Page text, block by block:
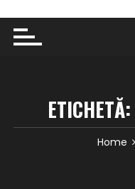
ETICHETĂ:
Home